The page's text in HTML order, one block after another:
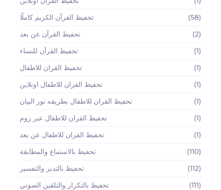
تحفيظ القرآن الكريم كاملًا
(58)
تحفيظ القرآن عن بعد
(2)
تحفيظ القرآن للنساء
(1)
تحفيظ القران للاطفال
(1)
تحفيظ القران للاطفال اونلاين
(1)
تحفيظ القران للاطفال بطريقه نور البيان
(1)
تحفيظ القران للاطفال عبر زوم
(1)
تحفيظ القران للاطفال عن بعد
(1)
تحفيظ بالاستماع والمطابقة
(110)
تحفيظ بالتدبر والتفسير
(112)
تحفيظ بالتكرار والتلقين الصوتي
(111)